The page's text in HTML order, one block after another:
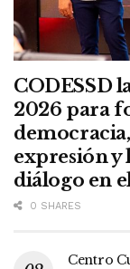
CODESSD
2026 para
expresión y
diálogo en
0 SHARES
Centro